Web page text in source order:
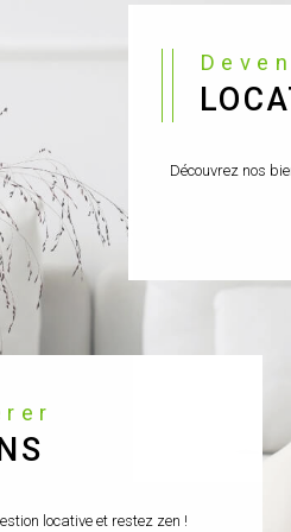
Découvrez nos
locative et restez zen !